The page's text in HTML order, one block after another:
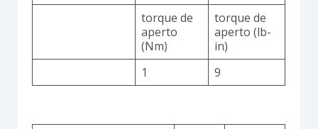
torque de
aperto
(Nm)
torque de
aperto (lb-
in)
1
9